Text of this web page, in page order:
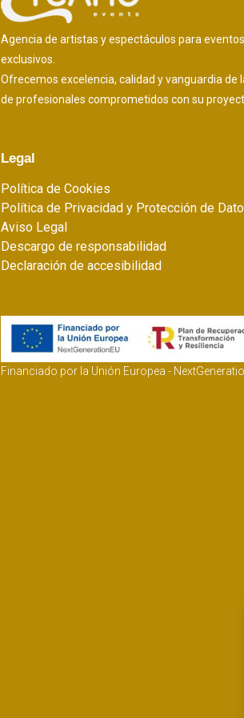
Agencia de artistas y espectáculos para eventos
exclusivos.
Ofrecemos excelencia, calidad y vanguardia de
de profesionales comprometidos con su
Legal
Política de Cookies
Política de Privacidad y Protección de
Aviso Legal
Descargo de responsabilidad
Declaración de accesibilidad
Financiado por la Unión Europea -